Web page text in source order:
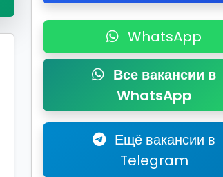
WhatsApp
Все вакансии в
WhatsApp
Ещё вакансии в
Telegram